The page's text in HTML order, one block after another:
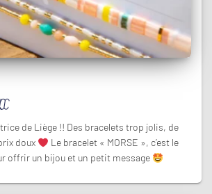
de Liège !! Des bracelets trop jolis, de
doux
Le bracelet « MORSE », c’est le
offrir un bijou et un petit message